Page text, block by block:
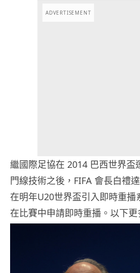
ADVERTISEMENT
繼國際足協在 2014 巴西世界盃
門線技術之後，FIFA 會長白禮
在明年U20世界盃引入即時重播
在比賽中申請即時重播。以下更